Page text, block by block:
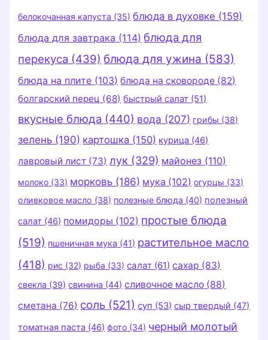
белокочанная капуста (35) блюда в духовке (159)
блюда для завтрака (114) блюда для
перекуса (439) блюда для ужина (583)
блюда на плите (103) блюда на сковороде (82)
болгарский перец (68) быстрый салат (51)
вкусные блюда (440) вода (207) грибы (38)
зелень (190) картошка (150) курица (46)
лавровый лист (73) лук (329) майонез (110)
молоко (33) морковь (186) мука (102) огурцы (33)
оливковое масло (38) полезные блюда (40) полезный
салат (46) помидоры (102) простые блюда
(519) пшеничная мука (41) растительное масло
(418) рис (32) рыба (33) салат (61) сахар (83)
свекла (39) свинина (44) сливочное масло (88)
сметана (76) соль (521) суп (53) сыр твердый (47)
томатная паста (46) фото (34) черный молотый